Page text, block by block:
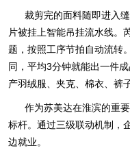
裁剪完的面料随即进入
片被挂上智能吊挂流水线。
题，按照工序节拍自动流转
同，平均3分钟就能出一件
产羽绒服、夹克、棉衣、裤
作为苏美达在淮滨的重
标杆。通过三级联动机制，
边就业。